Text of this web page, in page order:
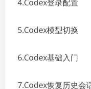
4.Codex登录配置
5.Codex模型切换
6.Codex基础入门
7.Codex恢复历史会